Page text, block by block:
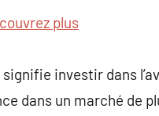
plus
investir dans
dans un marché de